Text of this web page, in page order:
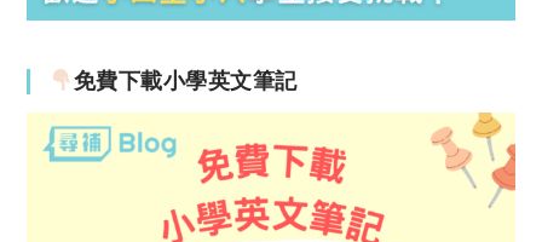
免費下載小學英文筆記